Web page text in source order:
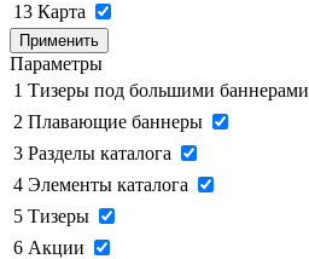
13 Карта
Применить
Параметры
1 Тизеры под большими баннерами
2 Плавающие баннеры
3 Разделы каталога
4 Элементы каталога
5 Тизеры
6 Акции